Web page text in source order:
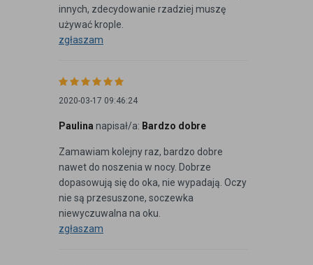
innych, zdecydowanie rzadziej muszę
używać krople.
zgłaszam
2020-03-17 09:46:24
Paulina napisał/a: Bardzo dobre
Zamawiam kolejny raz, bardzo dobre
nawet do noszenia w nocy. Dobrze
dopasowują się do oka, nie wypadają. Oczy
nie są przesuszone, soczewka
niewyczuwalna na oku.
zgłaszam